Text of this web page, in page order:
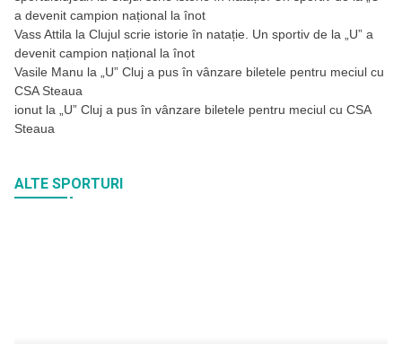
a devenit campion național la înot
Vass Attila la Clujul scrie istorie în natație. Un sportiv de la „U” a
devenit campion național la înot
Vasile Manu la
„U” Cluj a pus în vânzare biletele pentru meciul cu
CSA Steaua
ionut la
„U” Cluj a pus în vânzare biletele pentru meciul cu CSA
Steaua
ALTE SPORTURI